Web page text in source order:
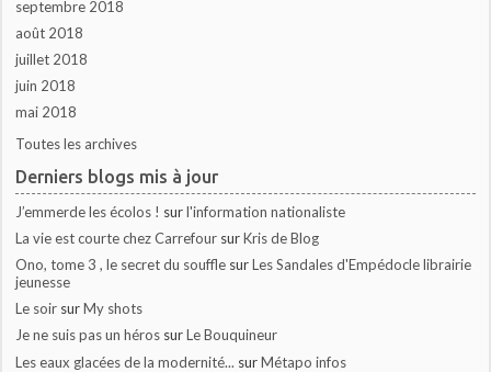
septembre 2018
août 2018
juillet 2018
juin 2018
mai 2018
Toutes les archives
Derniers blogs mis à jour
J’emmerde les écolos ! surl'information nationaliste
La vie est courte chez Carrefour surKris de Blog
Ono, tome 3 , le secret du souffle surLes Sandales d'Empédocle librairie
jeunesse
Le soir surMy shots
Je ne suis pas un héros surLe Bouquineur
Les eaux glacées de la modernité... surMétapo infos